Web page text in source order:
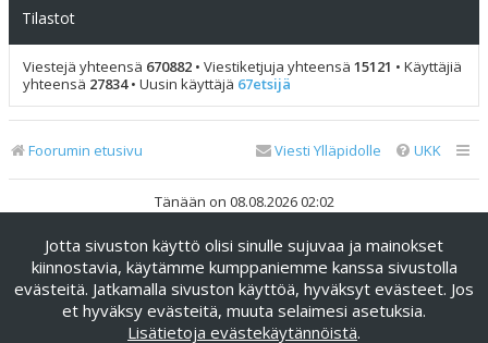
Tilastot
Viestejä yhteensä 670882 • Viestiketjuja yhteensä 15121 • Käyttäjiä
yhteensä 27834• Uusin käyttäjä 67etsijä
Foorumin etusivu UKK
Viesti Ylläpidolle
Tänään on 08.08.2026 02:02
Keskustelufoorumin ohjelmistophpBB® Forum Software ©
phpBB Limited
Käännös: phpBB Suomi (lurttinen, harritapio, Pettis)
phpBB Metro Theme byPixelGoose Studio
Jotta sivuston käyttö olisi sinulle sujuvaa ja mainokset
kiinnostavia, käytämme kumppaniemme kanssa sivustolla
evästeitä. Jatkamalla sivuston käyttöä, hyväksyt evästeet. Jos
et hyväksy evästeitä, muuta selaimesi asetuksia.
Lisätietoja evästekäytännöistä.